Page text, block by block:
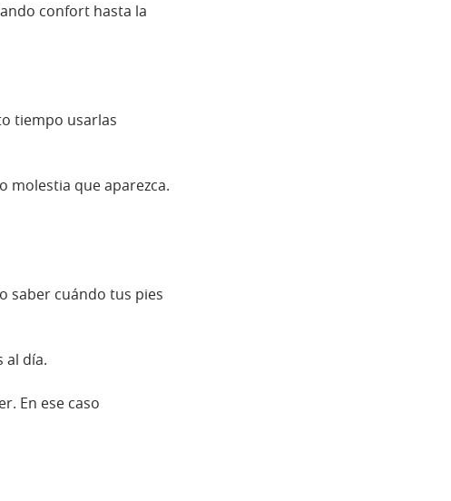
confort hasta la
tiempo usarlas
molestia que aparezca.
saber cuándo tus pies
al día.
En ese caso